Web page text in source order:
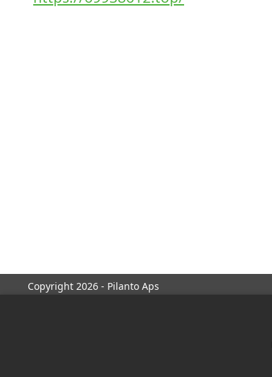
Copyright 2026 - Pilanto Aps